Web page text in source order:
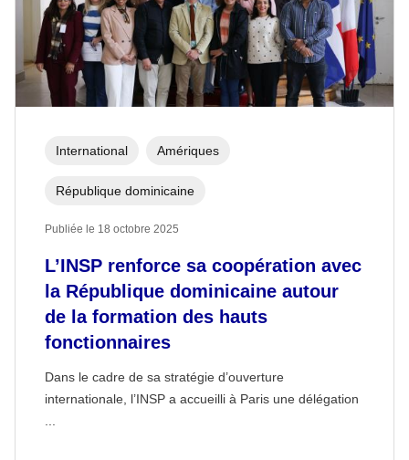
L’INSP renforce sa coopération avec
la République dominicaine autour
de la formation des hauts
fonctionnaires
Dans le cadre de sa stratégie d’ouverture
internationale, l’INSP a accueilli à Paris une délégation
International Amériques
République dominicaine
Publiée le 18 octobre 2025